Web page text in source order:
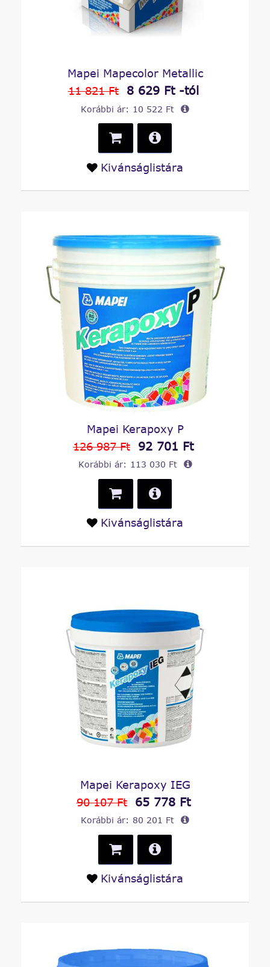
Mapei Mapecolor Metallic
11 821 Ft
8 629 Ft -tól
Korábbi ár: 10 522 Ft
Kivánságlistára
Mapei Kerapoxy P
126 987 Ft
92 701 Ft
Korábbi ár: 113 030 Ft
Kivánságlistára
Mapei Kerapoxy IEG
90 107 Ft
65 778 Ft
Korábbi ár: 80 201 Ft
Kivánságlistára